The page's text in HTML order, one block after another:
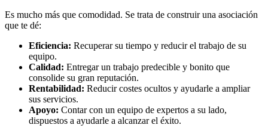
Es mucho más que comodidad. Se trata de construir una asociación
que te dé:
Eficiencia: Recuperar su tiempo y reducir el trabajo de su
equipo.
Calidad: Entregar un trabajo predecible y bonito que
consolide su gran reputación.
Rentabilidad: Reducir costes ocultos y ayudarle a ampliar
sus servicios.
Apoyo: Contar con un equipo de expertos a su lado,
dispuestos a ayudarle a alcanzar el éxito.